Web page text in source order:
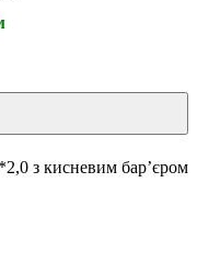
з кисневим барʼєром